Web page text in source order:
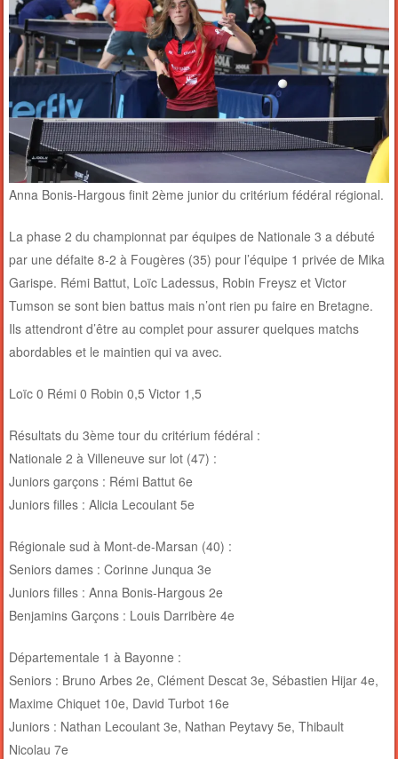
Anna Bonis-Hargous finit 2ème junior du critérium fédéral régional.
La phase 2 du championnat par équipes de Nationale 3 a débuté
par une défaite 8-2 à Fougères (35) pour l’équipe 1 privée de Mika
Garispe. Rémi Battut, Loïc Ladessus, Robin Freysz et Victor
Tumson se sont bien battus mais n’ont rien pu faire en Bretagne.
Ils attendront d’être au complet pour assurer quelques matchs
abordables et le maintien qui va avec.
Loïc 0 Rémi 0 Robin 0,5 Victor 1,5
Résultats du 3ème tour du critérium fédéral :
Nationale 2 à Villeneuve sur lot (47) :
Juniors garçons : Rémi Battut 6e
Juniors filles : Alicia Lecoulant 5e
Régionale sud à Mont-de-Marsan (40) :
Seniors dames : Corinne Junqua 3e
Juniors filles : Anna Bonis-Hargous 2e
Benjamins Garçons : Louis Darribère 4e
Départementale 1 à Bayonne :
Seniors : Bruno Arbes 2e, Clément Descat 3e, Sébastien Hijar 4e,
Maxime Chiquet 10e, David Turbot 16e
Juniors : Nathan Lecoulant 3e, Nathan Peytavy 5e, Thibault
Nicolau 7e